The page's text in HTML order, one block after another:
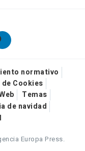
normativo
Cookies
Temas
de navidad
Europa Press.